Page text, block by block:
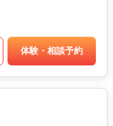
体験・相談予約